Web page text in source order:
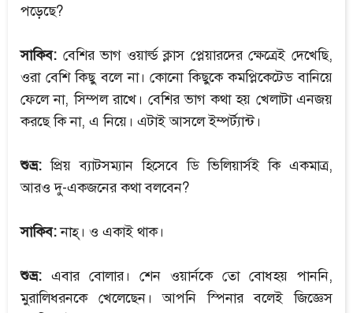
পড়েছে?
সাকিব: বেশির ভাগ ওয়ার্ল্ড ক্লাস প্লেয়ারদের ক্ষেত্রেই দেখেছি,
ওরা বেশি কিছু বলে না। কোনো কিছুকে কমপ্লিকেটেড বানিয়ে
ফেলে না, সিম্পল রাখে। বেশির ভাগ কথা হয় খেলাটা এনজয়
করছে কি না, এ নিয়ে। এটাই আসলে ইম্পর্ট্যান্ট।
শুভ্র: প্রিয় ব্যাটসম্যান হিসেবে ডি ভিলিয়ার্সই কি একমাত্র,
আরও দু-একজনের কথা বলবেন?
সাকিব:নাহ্। ও একাই থাক।
শুভ্র: এবার বোলার। শেন ওয়ার্নকে তো বোধহয় পাননি,
মুরালিধরনকে খেলেছেন। আপনি স্পিনার বলেই জিজ্ঞেস